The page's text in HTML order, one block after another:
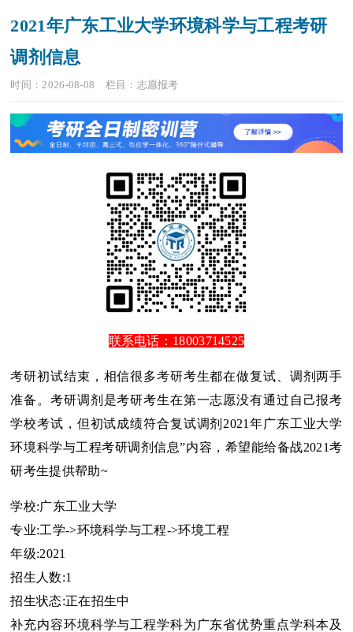
2021年广东工业大学环境科学与工程考研
调剂信息
时间：2026-08-08 栏目： 志愿报考
联系电话：18003714525
考研初试结束，相信很多考研考生都在做复试、调剂两手
准备。考研调剂是考研考生在第一志愿没有通过自己报考
学校考试，但初试成绩符合复试调剂2021年广东工业大学
环境科学与工程考研调剂信息”内容，希望能给备战2021考
研考生提供帮助~
学校:广东工业大学
专业:工学->环境科学与工程->环境工程
年级:2021
招生人数:1
招生状态:正在招生中
补充内容环境科学与工程学科为广东省优势重点学科本及